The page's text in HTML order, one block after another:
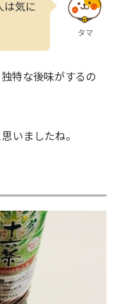
は気に
タマ
特な後味がするの
いましたね。